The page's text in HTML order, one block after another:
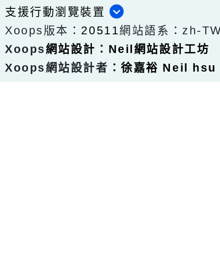
支援行動瀏覽裝置
Xoops版本： 20511網站語系：zh-
Xoops網站設計 ： Neil網站設計工坊
Xoops網站設計者：徐嘉裕 Neil hsu